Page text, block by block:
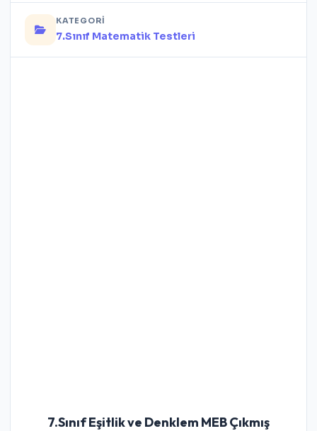
KATEGORI
7.Sınıf Matematik Testleri
7.Sınıf Eşitlik ve Denklem MEB Çıkmış